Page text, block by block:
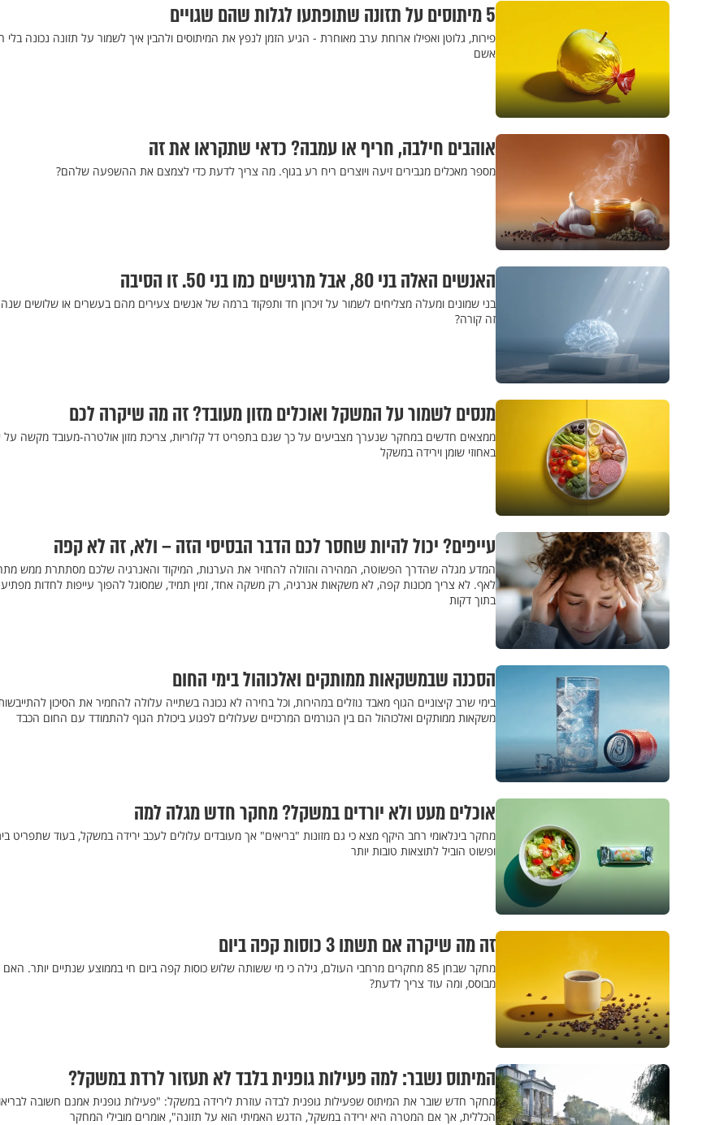
5 מיתוסים על תזונה שתופתעו לגלות שהם שגויים
פירות, גלוטן ואפילו ארוחת ערב מאוחרת - הגיע הזמן לנפץ את המיתוסים ולהבין איך לשמור על תזונה נכונה בלי
אשם
אוהבים חילבה, חריף או עמבה? כדאי שתקראו את זה
מספר מאכלים מגבירים זיעה ויוצרים ריח רע בגוף. מה צריך לדעת כדי לצמצם את ההשפעה שלהם?
האנשים האלה בני 80, אבל מרגישים כמו בני 50. זו הסיבה
בני שמונים ומעלה מצליחים לשמור על זיכרון חד ותפקוד ברמה של אנשים צעירים מהם בעשרים או שלושים
זה קורה?
מנסים לשמור על המשקל ואוכלים מזון מעובד? זה מה שיקרה לכם
ממצאים חדשים במחקר שנערך מצביעים על כך שגם בתפריט דל קלוריות, צריכת מזון אולטרה-מעובד מקשה על
באחוזי שומן וירידה במשקל
עייפים? יכול להיות שחסר לכם הדבר הבסיסי הזה – ולא, זה לא קפה
המדע מגלה שהדרך הפשוטה, המהירה והזולה להחזיר את הערנות, המיקוד והאנרגיה שלכם מסתתרת ממש
לאף. לא צריך מכונות קפה, לא משקאות אנרגיה, רק משקה אחד, זמין תמיד, שמסוגל להפוך עייפות לחדות
בתוך דקות
הסכנה שבמשקאות ממותקים ואלכוהול בימי החום
בימי שרב קיצוניים הגוף מאבד נוזלים במהירות, וכל בחירה לא נכונה בשתייה עלולה להחמיר את הסיכון
משקאות ממותקים ואלכוהול הם בין הגורמים המרכזיים שעלולים לפגוע ביכולת הגוף להתמודד עם החום הכבד
אוכלים מעט ולא יורדים במשקל? מחקר חדש מגלה למה
מחקר בינלאומי רחב היקף מצא כי גם מזונות "בריאים" אך מעובדים עלולים לעכב ירידה במשקל, בעוד שתפריט
ופשוט הוביל לתוצאות טובות יותר
זה מה שיקרה אם תשתו 3 כוסות קפה ביום
מחקר שבחן 85 מחקרים מרחבי העולם, גילה כי מי ששותה שלוש כוסות קפה ביום חי בממוצע שנתיים יותר.
מבוסס, ומה עוד צריך לדעת?
המיתוס נשבר: למה פעילות גופנית בלבד לא תעזור לרדת במשקל?
מחקר חדש שובר את המיתוס שפעילות גופנית לבדה עוזרת לירידה במשקל: "פעילות גופנית אמנם חשובה
הכללית, אך אם המטרה היא ירידה במשקל, הדגש האמיתי הוא על תזונה", אומרים מובילי המחקר